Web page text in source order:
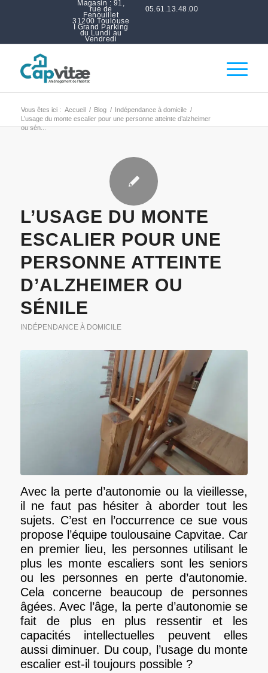
Magasin : 91,
rue de
Fenouillet
31200 Toulouse
I Grand Parking
du Lundi au
Vendredi
05.61.13.48.00
Vous êtes ici : Accueil / Blog / Indépendance à domicile /
L’usage du monte escalier pour une personne atteinte d’alzheimer
ou sén...
L’USAGE DU MONTE
ESCALIER POUR UNE
PERSONNE ATTEINTE
D’ALZHEIMER OU
SÉNILE
INDÉPENDANCE À DOMICILE
Avec la perte d’autonomie ou la vieillesse,
il ne faut pas hésiter à aborder tout les
sujets. C’est en l’occurrence ce sue vous
propose l’équipe toulousaine Capvitae. Car
en premier lieu, les personnes utilisant le
plus les monte escaliers sont les seniors
ou les personnes en perte d’autonomie.
Cela concerne beaucoup de personnes
âgées. Avec l’âge, la perte d’autonomie se
fait de plus en plus ressentir et les
capacités intellectuelles peuvent elles
aussi diminuer. Du coup, l’usage du monte
escalier est-il toujours possible ?